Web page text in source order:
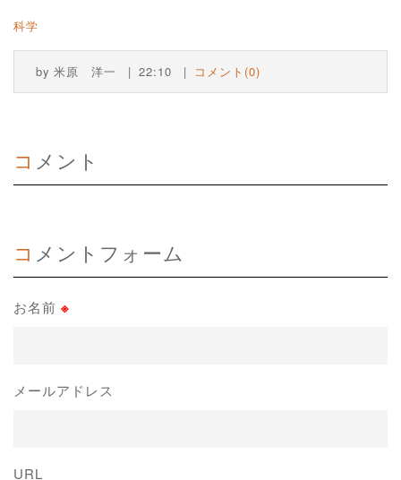
科学
by 米原 洋一 22:10 コメント(0)
コメント
コメントフォーム
お名前 ※
メールアドレス
URL